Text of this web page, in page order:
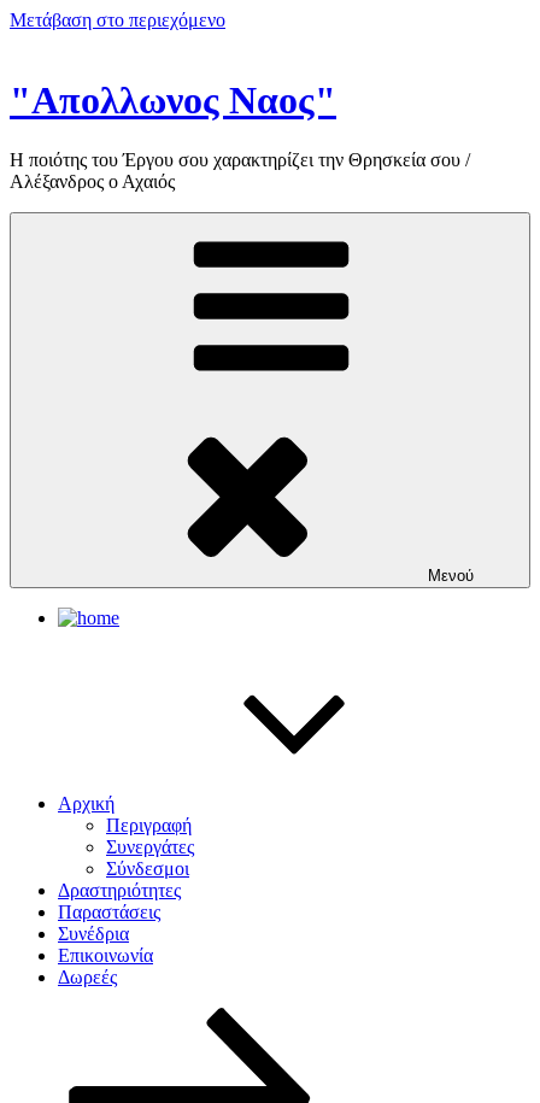
Μετάβαση στο περιεχόμενο
"Απολλωνος Ναος"
Η ποιότης του Έργου σου χαρακτηρίζει την Θρησκεία σου /
Αλέξανδρος ο Αχαιός
Μενού
Αρχική
Περιγραφή
Συνεργάτες
Σύνδεσμοι
Δραστηριότητες
Παραστάσεις
Συνέδρια
Επικοινωνία
Δωρεές